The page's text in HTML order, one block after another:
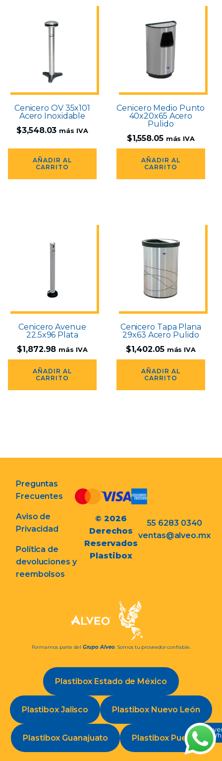
en
Cenicero OV 35x101
Acero Inoxidable
$3,548.03 más IVA
AÑADIR AL
CARRITO
Cenicero Medio Punto
40x20x65 Acero
Pulido
$1,558.05 más IVA
AÑADIR AL
CARRITO
Cenicero Avenue
22.5x96 Plata
$1,872.98 más IVA
AÑADIR AL
CARRITO
Cenicero Tapa Plana
29x63 Acero Pulido
$1,402.05 más IVA
AÑADIR AL
CARRITO
Preguntas
Frecuentes
Aviso de
Privacidad
Política de
devoluciones y
reembolsos
© 2026
Derechos
Reservados
Plastibox
55 6283 0340
ventas@alveo.mx
Formamos parte del Grupo Alveo. Somos tu proveedor confiable.
Plastibox Estado de México
Plastibox Jalisco Plastibox Nuevo León
Plastibox Guanajuato Plastibox Puebla